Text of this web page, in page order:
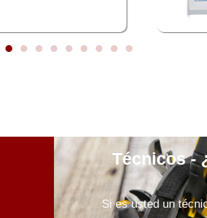
Técnicos -
Si es usted un